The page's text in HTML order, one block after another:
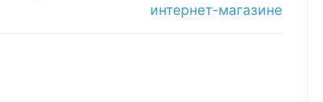
интернет-магазине